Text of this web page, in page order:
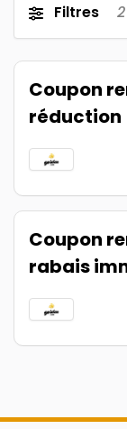
Filtres 2
Coupon
réduction
Coupon
rabais